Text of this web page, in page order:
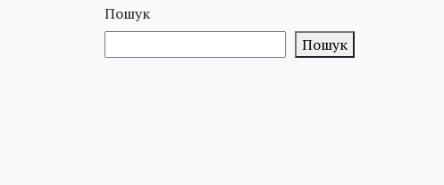
Пошук
Пошук